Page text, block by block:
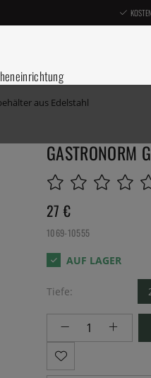
aus Edelstahl
GASTRONORM
27 €
1069-10555
Tiefe: